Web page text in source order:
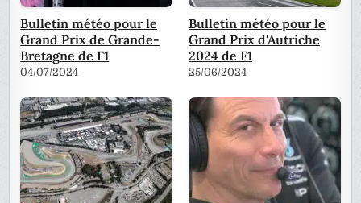
Bulletin météo pour le
Grand Prix de Grande-
Bretagne de F1
04/07/2024
Bulletin météo pour le
Grand Prix d'Autriche
2024 de F1
25/06/2024